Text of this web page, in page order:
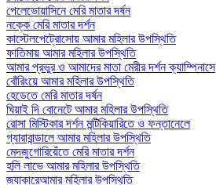
পেলেভোয়াসিনে মেরি মাতার দর্ষন
নক্কে মেরি মাতার দর্শন
কাস্টেলপেট্রোসোয় আমার মহিলার উপস্থিতি
ফাতিমায় আমার মহিলার উপস্থিতি
আমার প্রভুর ও আমাদের মাতা মেরীর দর্শন ক্যাম্পিনাসে
বোঁরিংয়ে আমার মহিলার উপস্থিতি
হেডেতে মেরি মাতার দর্ষন
ঘিয়াই দি বোনেটে আমার মহিলার উপস্থিতি
রোসা মিস্টিকার দর্শন মন্টিকিয়ারিতে ও ফন্তানেলে
গ্যারাবান্ডালে আমার মহিলার উপস্থিতি
মেদজুগোরিয়েঁতে মেরি মাতার দর্শন
হলি লাভে আমার মহিলার উপস্থিতি
জ্যাকারেআমার মহিলার উপস্থিতি